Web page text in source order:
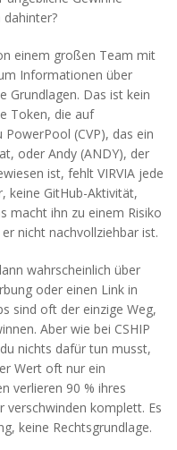
einem großen Team mit
Informationen über
Grundlagen. Das ist kein
Token, die auf
PowerPool (CVP), das ein
oder Andy (ANDY), der
ist, fehlt VIRVIA jede
keine GitHub-Aktivität,
macht ihn zu einem Risiko
nicht nachvollziehbar ist.
wahrscheinlich über
oder einen Link in
sind oft der einzige Weg,
Aber wie bei CSHIP
nichts dafür tun musst,
Wert oft nur ein
verlieren 90 % ihres
verschwinden komplett. Es
keine Rechtsgrundlage.